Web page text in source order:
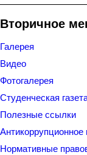
Вторичное
Галерея
Видео
Фотогалерея
Студенческая
Полезные ссылки
Нормативные